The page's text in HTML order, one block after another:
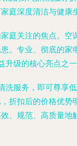
庭深度清洁与健康
庭关注的焦点。
。专业、彻底的
级的核心亮点之一
服务，即可尊
折扣后的价格优
、规范、高质量